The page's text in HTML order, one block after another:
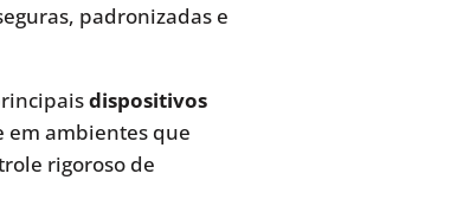
padronizadas e
dispositivos
em ambientes que
rigoroso de